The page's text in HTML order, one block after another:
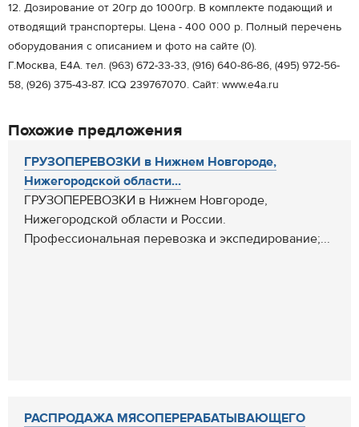
12. Дозирование от 20гр до 1000гр. В комплекте подающий и
отводящий транспортеры. Цена - 400 000 р. Полный перечень
оборудования с описанием и фото на сайте (0).
Г.Москва, Е4А. тел. (963) 672-33-33, (916) 640-86-86, (495) 972-56-
58, (926) 375-43-87. IСQ 239767070. Сайт: www.e4a.ru
Похожие предложения
ГРУЗОПЕРЕВОЗКИ в Нижнем Новгороде,
Нижегородской области...
ГРУЗОПЕРЕВОЗКИ в Нижнем Новгороде,
Нижегородской области и России.
Профессиональная перевозка и экспедирование;...
РАСПРОДАЖА МЯСОПЕРЕРАБАТЫВАЮЩЕГО